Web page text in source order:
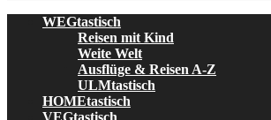
WEGtastisch
Reisen mit Kind
Weite Welt
Ausflüge & Reisen A-Z
ULMtastisch
HOMEtastisch
VEGtastisch